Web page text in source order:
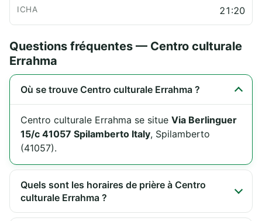
21:20
Questions fréquentes — Centro culturale
Errahma
Où se trouve Centro culturale Errahma ?
Centro culturale Errahma se situe Via Berlinguer
15/c 41057 Spilamberto Italy, Spilamberto
(41057).
Quels sont les horaires de prière à Centro
culturale Errahma ?